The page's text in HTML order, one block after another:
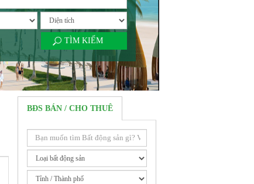
TÌM KIẾM
BĐS BÁN / CHO THUÊ